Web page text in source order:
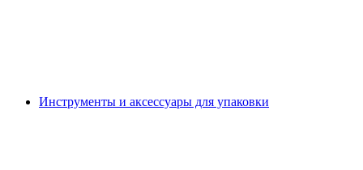
Инструменты и аксессуары для упаковки